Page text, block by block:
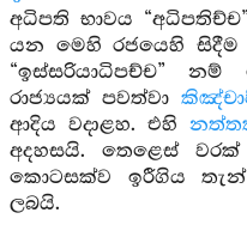
අධිපති භාවය
යන මෙහි රජයෙහි
“ඉස්සරියාධිපච්ච”
රාජ්‍යයක් පවත්වා
ආදිය වදාළහ. එහි
අදහසයි. තෙළෙස්
කොටසක්ව ඉරීගිය
ලබයි.